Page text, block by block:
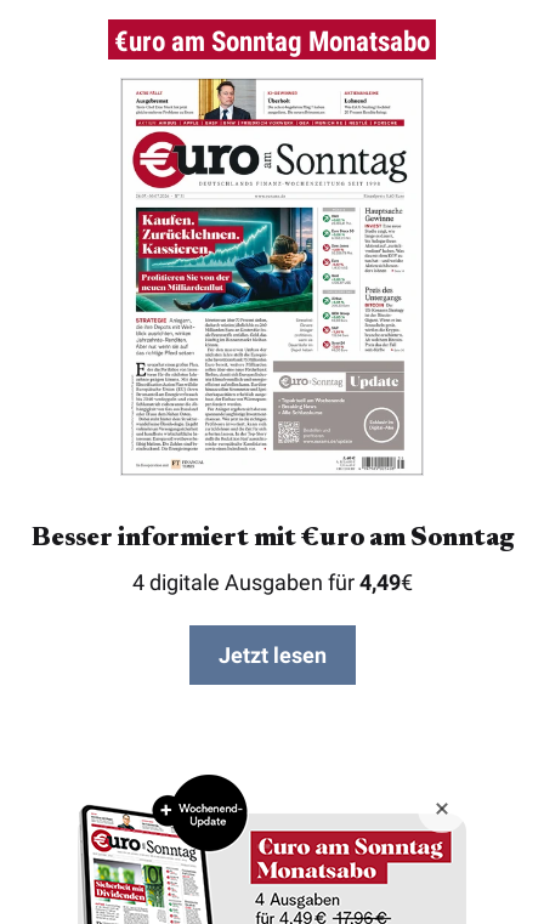
€uro am Sonntag Monatsabo
Besser informiert mit €uro am Sonntag
4 digitale Ausgaben für4,49€
Jetzt lesen
Copyright © 2026 Börsenmedien AG
Impressum
Datenschutz
AGB